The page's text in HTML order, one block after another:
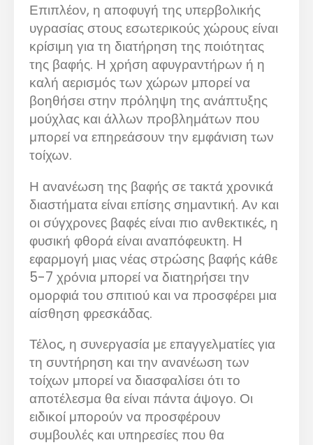
Επιπλέον, η αποφυγή της υπερβολικής
υγρασίας στους εσωτερικούς χώρους είναι
κρίσιμη για τη διατήρηση της ποιότητας
της βαφής. Η χρήση αφυγραντήρων ή η
καλή αερισμός των χώρων μπορεί να
βοηθήσει στην πρόληψη της ανάπτυξης
μούχλας και άλλων προβλημάτων που
μπορεί να επηρεάσουν την εμφάνιση των
τοίχων.
Η ανανέωση της βαφής σε τακτά χρονικά
διαστήματα είναι επίσης σημαντική. Αν και
οι σύγχρονες βαφές είναι πιο ανθεκτικές, η
φυσική φθορά είναι αναπόφευκτη. Η
εφαρμογή μιας νέας στρώσης βαφής κάθε
5-7 χρόνια μπορεί να διατηρήσει την
ομορφιά του σπιτιού και να προσφέρει μια
αίσθηση φρεσκάδας.
Τέλος, η συνεργασία με επαγγελματίες για
τη συντήρηση και την ανανέωση των
τοίχων μπορεί να διασφαλίσει ότι το
αποτέλεσμα θα είναι πάντα άψογο. Οι
ειδικοί μπορούν να προσφέρουν
συμβουλές και υπηρεσίες που θα